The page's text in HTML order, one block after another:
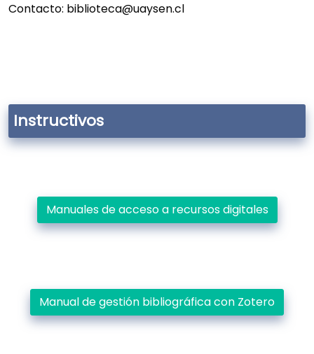
Contacto: biblioteca@uaysen.cl
Instructivos
Manuales de acceso a recursos digitales
Manual de gestión bibliográfica con Zotero